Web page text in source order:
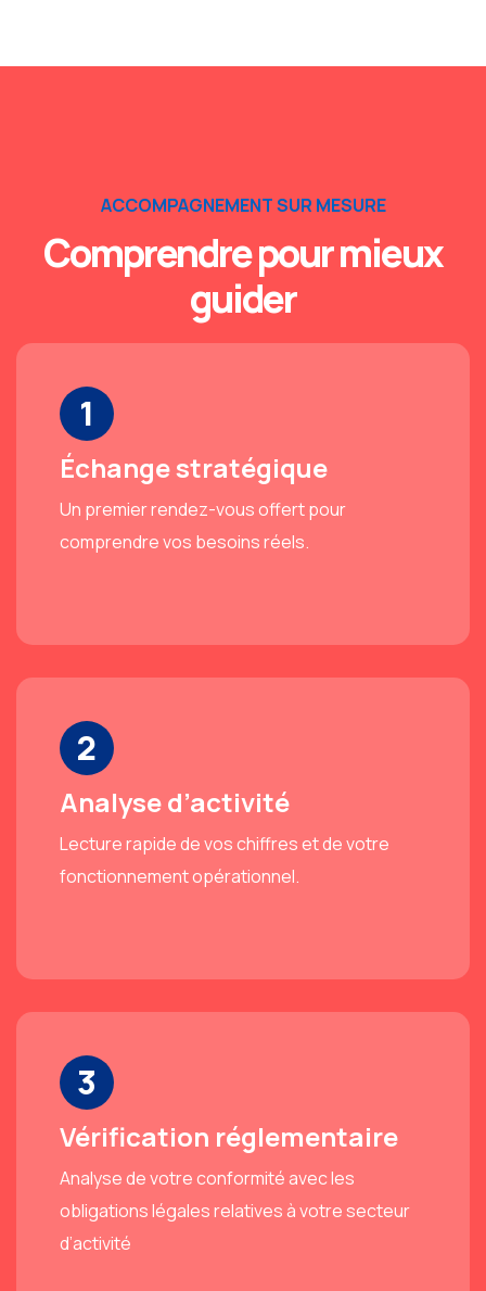
ACCOMPAGNEMENT SUR MESURE
Comprendre pour mieux
guider
1
Échange stratégique
Un premier rendez-vous offert pour
comprendre vos besoins réels.
2
Analyse d’activité
Lecture rapide de vos chiffres et de votre
fonctionnement opérationnel.
3
Vérification réglementaire
Analyse de votre conformité avec les
obligations légales relatives à votre secteur
d’activité